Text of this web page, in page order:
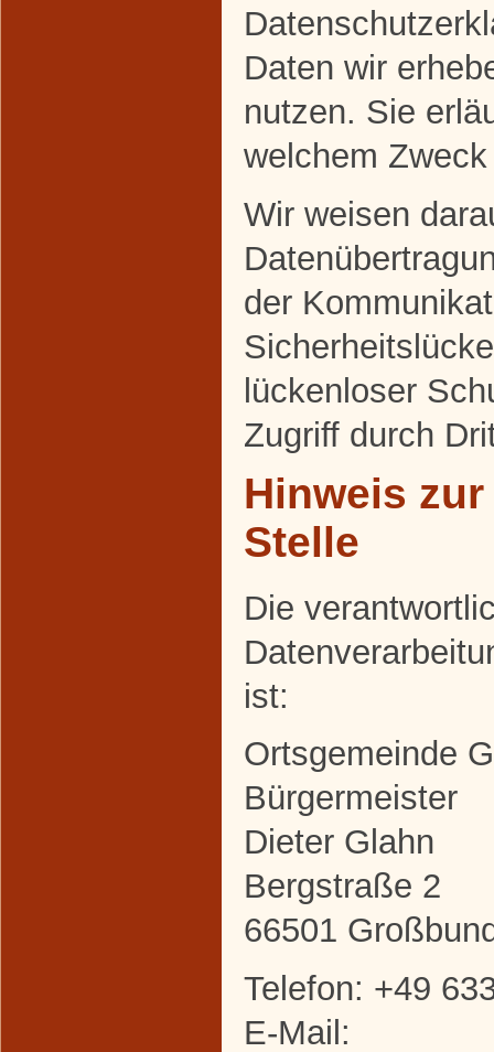
Daten wir
nutzen. Sie
welchem
Wir weisen
der
lückenloser
Zugriff durch
Hinweis
Stelle
Die
ist:
Ortsgemeinde
Bürgermeister
Dieter Glahn
Bergstraße 2
66501
Telefon: +49
E-Mail: